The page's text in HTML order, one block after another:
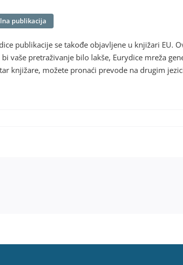
publikacija
publikacije se takođe objavljene u knjižari EU.
vaše pretraživanje bilo lakše, Eurydice mreža
knjižare, možete pronaći prevode na drugim